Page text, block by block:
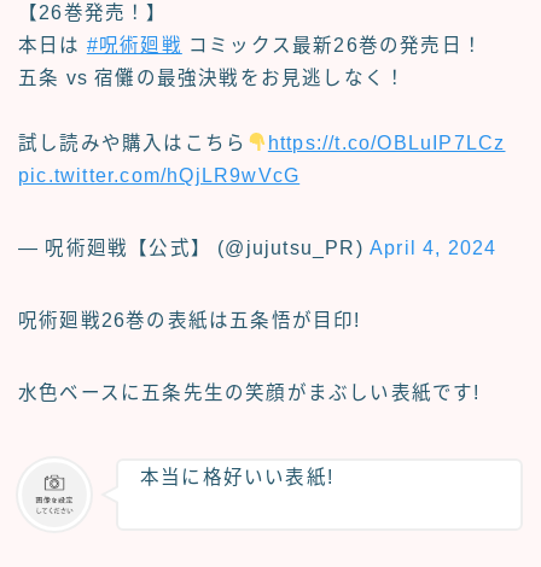
【26巻発売！】
本日は #呪術廻戦 コミックス最新26巻の発売日！
五条 vs 宿儺の最強決戦をお見逃しなく！
試し読みや購入はこちら
https://t.co/OBLuIP7LCz
pic.twitter.com/hQjLR9wVcG
— 呪術廻戦【公式】 (@jujutsu_PR) April 4, 2024
呪術廻戦26巻の表紙は五条悟が目印!
水色ベースに五条先生の笑顔がまぶしい表紙です!
本当に格好いい表紙!